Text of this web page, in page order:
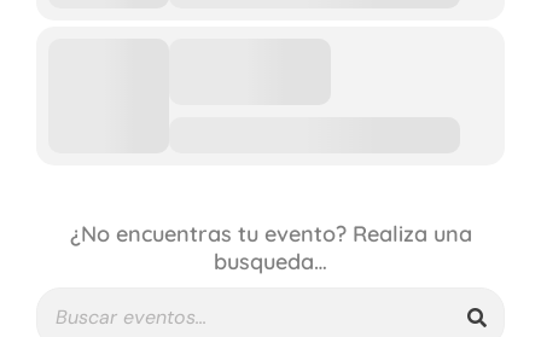
¿No encuentras tu evento? Realiza una
busqueda…